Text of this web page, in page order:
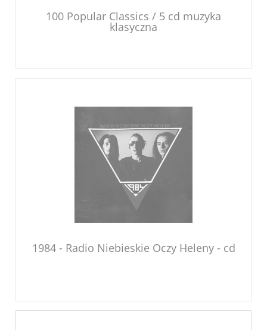
100 Popular Classics / 5 cd muzyka
klasyczna
1984 - Radio Niebieskie Oczy Heleny - cd